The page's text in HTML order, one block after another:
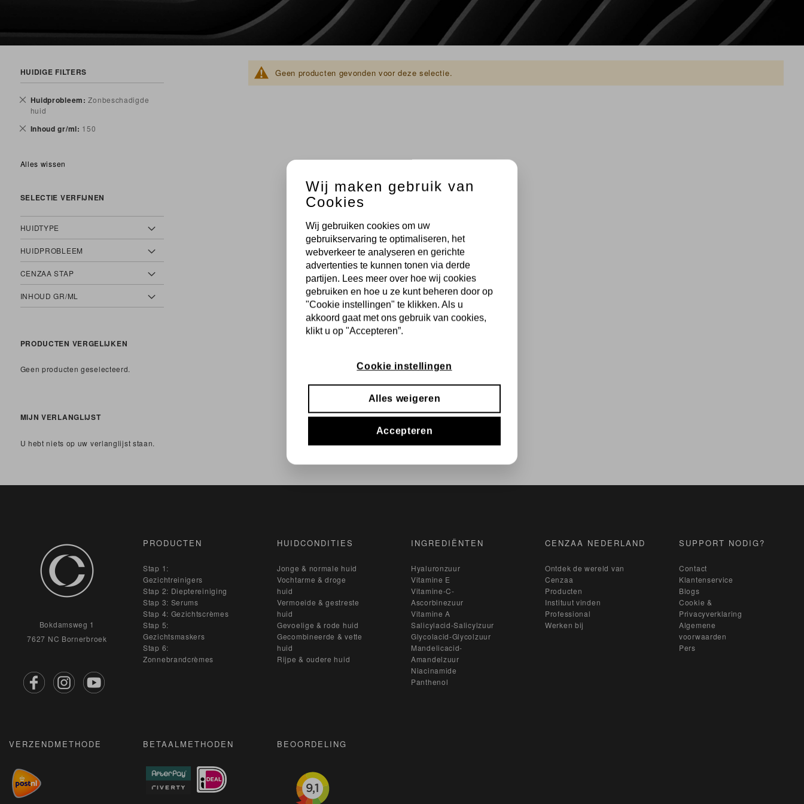
Geen producten gevonden voor deze selectie.
HUIDIGE FILTERS
Huidprobleem
Zonbeschadigde
huid
Verwijder
dit
Inhoud gr/ml 150
Verwijder
Alles wissen
SELECTIE VERFIJNEN
HUIDTYPE
HUIDPROBLEEM
CENZAA STAP
INHOUD GR/ML
PRODUCTEN VERGELIJKEN
Geen producten geselecteerd.
MIJN VERLANGLIJST
U hebt niets op uw verlanglijst staan.
Bokdamsweg 1
7627 NC Bornerbroek
PRODUCTEN
Stap 1:
Gezichtreinigers
Stap 2: Dieptereiniging
Stap 3: Serums
Stap 4: Gezichtscrèmes
Stap 5:
Gezichtsmaskers
Stap 6:
Zonnebrandcrèmes
HUIDCONDITIES
Jonge & normale huid
Vochtarme & droge
huid
Vermoeide & gestreste
huid
Gevoelige & rode huid
Gecombineerde & vette
huid
Rijpe & oudere huid
INGREDIËNTEN
Hyaluronzuur
Vitamine E
Vitamine-C-
Ascorbinezuur
Vitamine A
Salicylacid-Salicylzuur
Glycolacid-Glycolzuur
Mandelicacid-
Amandelzuur
Niacinamide
Panthenol
CENZAA NEDERLAND
Ontdek de wereld van
Cenzaa
Producten
Instituut vinden
Professional
Werken bij
SUPPORT NODIG?
Contact
Klantenservice
Blogs
Cookie &
Privacyverklaring
Algemene
voorwaarden
Pers
VERZENDMETHODE BETAALMETHODEN BEOORDELING
Wij maken gebruik van
Cookies
Wij gebruiken cookies om uw
gebruikservaring te optimaliseren, het
webverkeer te analyseren en gerichte
advertenties te kunnen tonen via derde
partijen. Lees meer over hoe wij cookies
gebruiken en hoe u ze kunt beheren door op
"Cookie instellingen" te klikken. Als u
akkoord gaat met ons gebruik van cookies,
klikt u op "Accepteren”.
Cookie instellingen
Alles weigeren
Accepteren